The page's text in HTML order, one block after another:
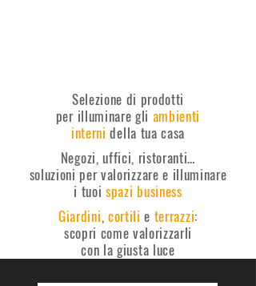
Selezione di prodotti
per illuminare gli ambienti
interni della tua casa
Negozi, uffici, ristoranti…
soluzioni per valorizzare e illuminare
i tuoispazi business
Giardini, cortilie terrazzi:
scopri come valorizzarli
con la giusta luce